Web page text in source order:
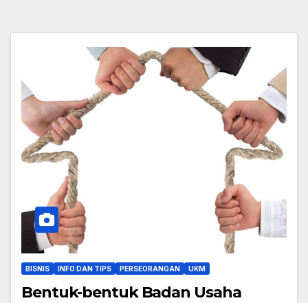
BISNIS INFO DAN TIPS PERSEORANGAN UKM
Bentuk-bentuk Badan Usaha